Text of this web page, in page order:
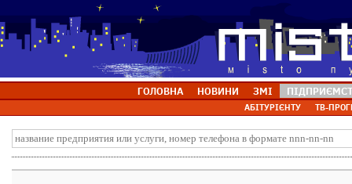
ГОЛОВНА НОВИНИ ЗМІ
АБІТУРІЄНТУ ТВ-